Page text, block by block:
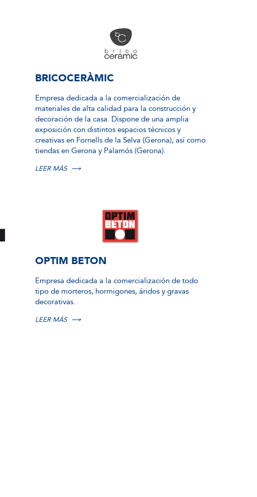
BRICOCERÀMIC
Empresa dedicada a la comercialización de
materiales de alta calidad para la construcción y
decoración de la casa. Dispone de una amplia
exposición con distintos espacios técnicos y
creativas en Fornells de la Selva (Gerona), así como
tiendas en Gerona y Palamós (Gerona).
LEER MÁS ⟶
OPTIM BETON
Empresa dedicada a la comercialización de todo
tipo de morteros, hormigones, áridos y gravas
decorativas.
LEER MÁS ⟶